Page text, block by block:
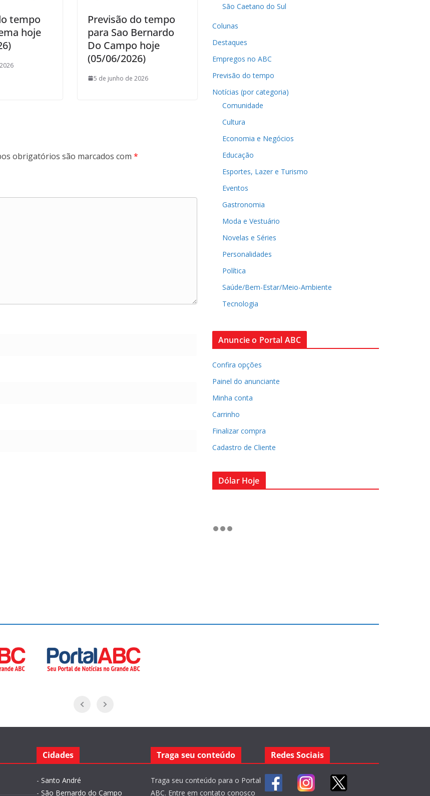
tempo
hoje
Previsão do tempo
para Sao Bernardo
Do Campo hoje
(05/06/2026)
5 de junho de 2026
obrigatórios são marcados com *
São Caetano do Sul
Colunas
Destaques
Empregos no ABC
Previsão do tempo
Notícias (por categoria)
Comunidade
Cultura
Economia e Negócios
Educação
Esportes, Lazer e Turismo
Eventos
Gastronomia
Moda e Vestuário
Novelas e Séries
Personalidades
Política
Saúde/Bem-Estar/Meio-Ambiente
Tecnologia
Anuncie o Portal ABC
Confira opções
Painel do anunciante
Minha conta
Carrinho
Finalizar compra
Cadastro de Cliente
Dólar Hoje
Cidades
- Santo André
- São Bernardo do Campo
Traga seu conteúdo
Traga seu conteúdo para o Portal
ABC. Entre em contato conosco
Redes Sociais